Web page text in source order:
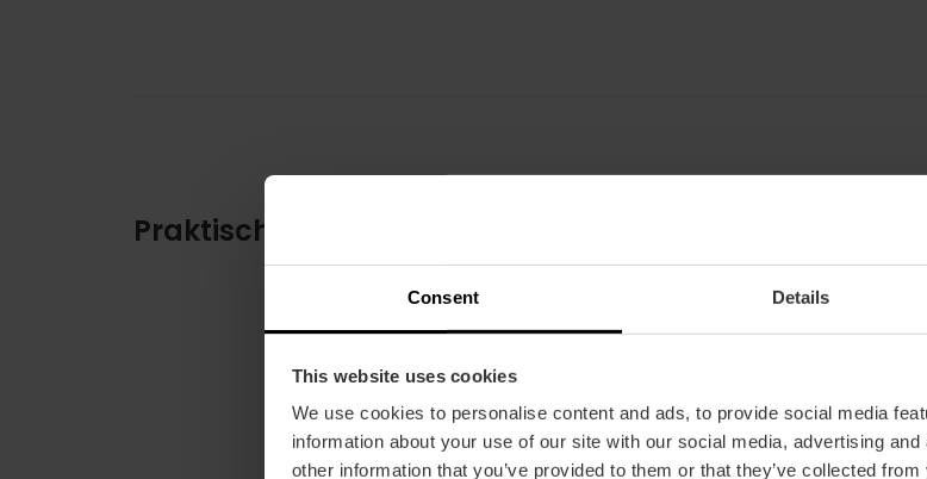
Consent Details
This website uses cookies
We use cookies to personalise content and ads, to provide social media
information about your use of our site with our social media, advertising
other information that you’ve provided to them or that they’ve collected
Praktische informatie
28 januari 2025 om 19:30.
31 januari 2025 om 19:30 uur.